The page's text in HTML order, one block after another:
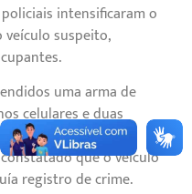
intensificaram o
suspeito,
uma arma de
celulares e duas
Na consulta aos
que o veículo
registro de crime.